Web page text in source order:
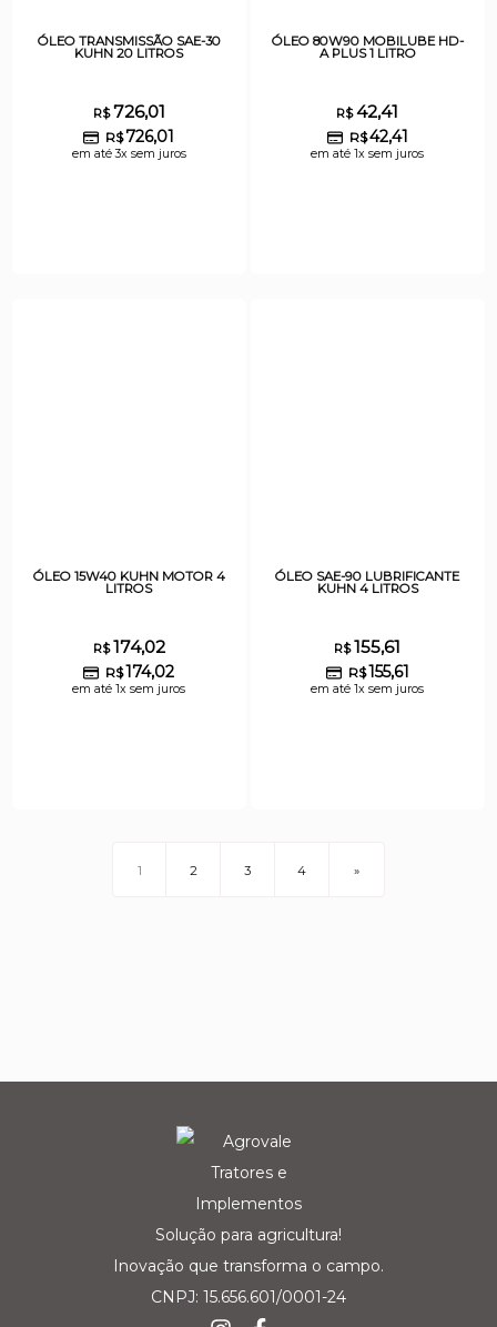
ÓLEO TRANSMISSÃO SAE-30
KUHN 20 LITROS
R$726,01
R$726,01
em até 3x sem juros
ÓLEO 80W90 MOBILUBE HD-
A PLUS 1 LITRO
R$42,41
R$42,41
em até 1x sem juros
ÓLEO 15W40 KUHN MOTOR 4
LITROS
R$174,02
R$174,02
em até 1x sem juros
ÓLEO SAE-90 LUBRIFICANTE
KUHN 4 LITROS
R$155,61
R$155,61
em até 1x sem juros
1 2 3 4 »
Solução para agricultura!
Inovação que transforma o campo.
CNPJ: 15.656.601/0001-24